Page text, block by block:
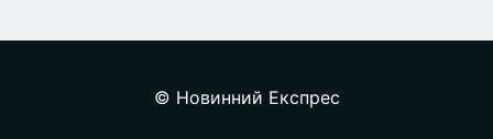
© Новинний Експрес